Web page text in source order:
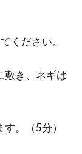
ください。
き、ネギは
。（5分）